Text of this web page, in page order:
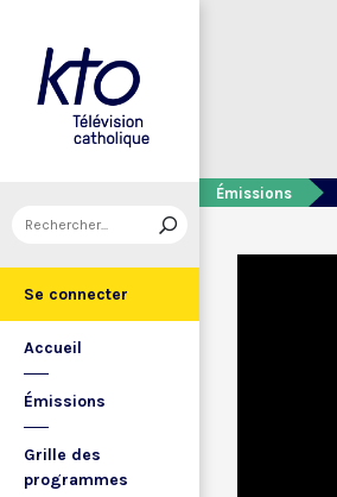
Se connecter
Accueil
Émissions
Grille des
programmes
Émissions